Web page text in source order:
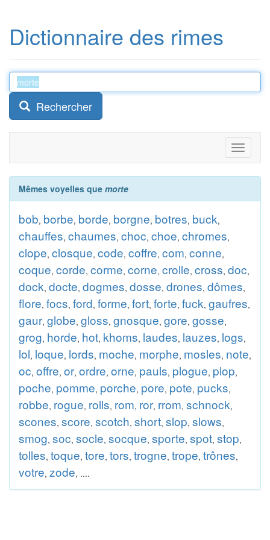
Dictionnaire des rimes
Rechercher
Toggle
Mêmes voyelles que morte
bob, borbe, borde, borgne, botres, buck,
chauffes, chaumes, choc, choe, chromes,
clope, closque, code, coffre, com, conne,
coque, corde, corme, corne, crolle, cross, doc,
dock, docte, dogmes, dosse, drones, dômes,
flore, focs, ford, forme, fort, forte, fuck, gaufres,
gaur, globe, gloss, gnosque, gore, gosse,
grog, horde, hot, khoms, laudes, lauzes, logs,
lol, loque, lords, moche, morphe, mosles, note,
oc, offre, or, ordre, orne, pauls, plogue, plop,
poche, pomme, porche, pore, pote, pucks,
robbe, rogue, rolls, rom, ror, rrom, schnock,
scones, score, scotch, short, slop, slows,
smog, soc, socle, socque, sporte, spot, stop,
tolles, toque, tore, tors, trogne, trope, trônes,
votre, zode, ....